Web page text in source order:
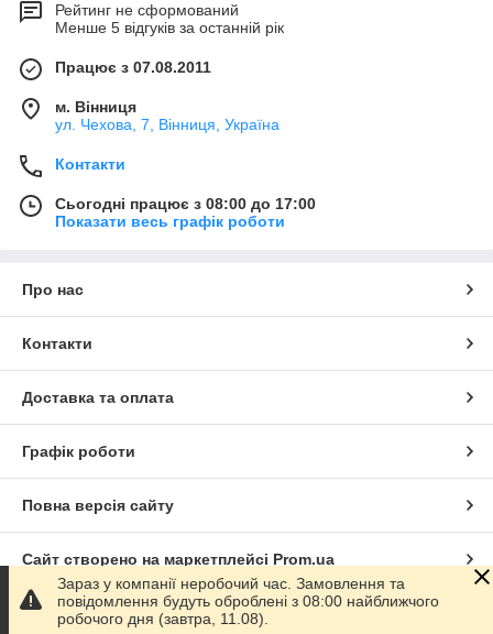
Рейтинг не сформований
Менше 5 відгуків за останній рік
Працює з 07.08.2011
м. Вінниця
ул. Чехова, 7, Вінниця, Україна
Контакти
Сьогодні працює з 08:00 до 17:00
Показати весь графік роботи
Про нас
Контакти
Доставка та оплата
Графік роботи
Повна версія сайту
Сайт створено на маркетплейсі Prom.ua
Політика конфіденційності
Зараз у компанії неробочий час. Замовлення та
повідомлення будуть оброблені з 08:00 найближчого
робочого дня (завтра, 11.08).